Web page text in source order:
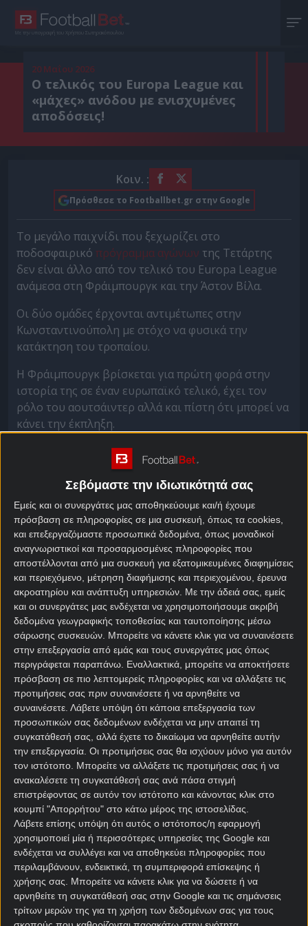
Σεβόμαστε την ιδιωτικότητά σας
Εμείς και οι συνεργάτες μας αποθηκεύουμε και/ή έχουμε
πρόσβαση σε πληροφορίες σε μια συσκευή, όπως τα cookies,
και επεξεργαζόμαστε προσωπικά δεδομένα, όπως μοναδικοί
αναγνωριστικοί και προσαρμοσμένες πληροφορίες που
αποστέλλονται από μια συσκευή για εξατομικευμένες διαφημίσεις
και περιεχόμενο, μέτρηση διαφήμισης και περιεχομένου, έρευνα
ακροατηρίου και ανάπτυξη υπηρεσιών. Με την άδειά σας, εμείς
και οι συνεργάτες μας ενδέχεται να χρησιμοποιήσουμε ακριβή
δεδομένα γεωγραφικής τοποθεσίας και ταυτοποίησης μέσω
σάρωσης συσκευών. Μπορείτε να κάνετε κλικ για να συναινέσετε
στην επεξεργασία από εμάς και τους συνεργάτες μας όπως
περιγράφεται παραπάνω. Εναλλακτικά, μπορείτε να αποκτήσετε
πρόσβαση σε πιο λεπτομερείς πληροφορίες και να αλλάξετε τις
προτιμήσεις σας πριν συναινέσετε ή να αρνηθείτε να
συναινέσετε. Λάβετε υπόψη ότι κάποια επεξεργασία των
προσωπικών σας δεδομένων ενδέχεται να μην απαιτεί τη
συγκατάθεσή σας, αλλά έχετε το δικαίωμα να αρνηθείτε αυτήν
την επεξεργασία. Οι προτιμήσεις σας θα ισχύουν μόνο για αυτόν
τον ιστότοπο. Μπορείτε να αλλάξετε τις προτιμήσεις σας ή να
ανακαλέσετε τη συγκατάθεσή σας ανά πάσα στιγμή
επιστρέφοντας σε αυτόν τον ιστότοπο και κάνοντας κλικ στο
κουμπί "Απορρήτου" στο κάτω μέρος της ιστοσελίδας.
Λάβετε επίσης υπόψη ότι αυτός ο ιστότοπος/η εφαρμογή
χρησιμοποιεί μία ή περισσότερες υπηρεσίες της Google και
ενδέχεται να συλλέγει και να αποθηκεύει πληροφορίες που
περιλαμβάνουν, ενδεικτικά, τη συμπεριφορά επίσκεψης ή
χρήσης σας. Μπορείτε να κάνετε κλικ για να δώσετε ή να
αρνηθείτε τη συγκατάθεσή σας στην Google και τις σημάνσεις
τρίτων μερών της για τη χρήση των δεδομένων σας για τους
Με την υπογραφή του Χρήστου Σωτηρακόπουλου
20 Μαΐου 2026
Ο τελικός του Europa League και
«μάχες» ανόδου με ενισχυμένες
αποδόσεις!
Κοιν. :
Πρόσθεσε το Footballbet.gr στην Google
Το μεγάλο παιχνίδι που ξεχωρίζει στο
ποδοσφαιρικό πρόγραμμα αγώνων της Τετάρτης
δεν είναι άλλο από τον τελικό του Europa League
ανάμεσα στη Φράιμπουργκ και την Άστον Βίλα.
Οι δύο ομάδες έρχονται αντιμέτωπες στην
Κωνσταντινούπολη με στόχο να φυσικά την
κατάκτηση του τροπαίου.
Η Φράιμπουργκ βρίσκεται για πρώτη φορά στην
ιστορία της σε έναν ευρωπαϊκό τελικό, έχει τον
ρόλο του αουτσάιντερ αλλά και πίστη ότι μπορεί να
κάνει την έκπληξη.
Το σύνολο του Σούστερ έδειξε σταθερότητα σε όλη
της τη ευρωπαϊκή πορεία και με μεγάλο όπλο την
έδρα της έφτασε έως το τέλος της διαδρομής.
Από την άλλη η Άστον Βίλα για άλλη μία σεζόν
στάθηκε στο ύψος των περιστάσεων τόσο στην
Αγγλία όσο και στην Ευρώπη. Το μεγάλο της
πλεονέκτημα είναι ο προπονητής της, με τον Ουνάι
Έμερι να έχει κατακτήσει άλλες τέσσερις φορές τη
συγκεκριμένη διοργάνωση.
Οι «χωριάτες» έχουν εξασφαλίσει και τη συμμετοχή
τους στη League Phase του επόμενου Champions
League μέσω του πρωταθλήματος και θέλουν να
βάλουν στη συλλογή τους άλλο ένα τρόπαιο.
Φράιμπουργκ – Άστον Βίλα 1: 5.20 X: 3.80 2: 1.62
Στην Πορτογαλία, η Τορένσε φιλοξενεί την Κάσα
Πία στο πρώτο μπαράζ για τη συμμετοχή των δύο
ομάδων στην πρώτη κατηγορία. Οι γηπεδούχοι
έκαναν την αντεπίθεση του το τελευταίο διάστημα
και λίγο έλειψε να πάρουν την απευθείας άνοδο.
Μέτρησαν τέσσερις νίκες στα τελευταία πέντε
παιχνίδια, ενώ έχουν γράψει ιστορία καθώς την
Κυριακή αγωνίζονται στον τελικό του Κυπέλλου
απέναντι στη Σπόρτινγκ.
Από την άλλη η Κάσα Πία δεν κατάφερε να
επικρατήσει την τελευταία αγωνιστική απέναντι